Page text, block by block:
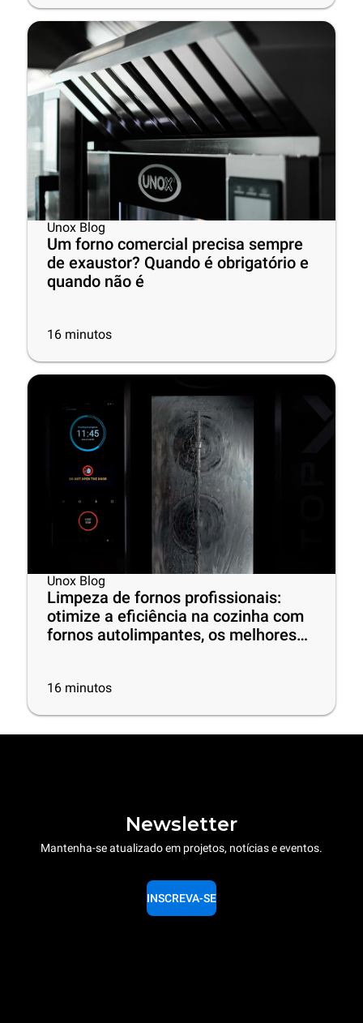
Unox Blog
Um forno comercial precisa sempre
de exaustor? Quando é obrigatório e
quando não é
16 minutos
Unox Blog
Limpeza de fornos profissionais:
otimize a eficiência na cozinha com
fornos autolimpantes, os melhores
16 minutos
Newsletter
Mantenha-se atualizado em projetos, notícias e eventos.
INSCREVA-SE